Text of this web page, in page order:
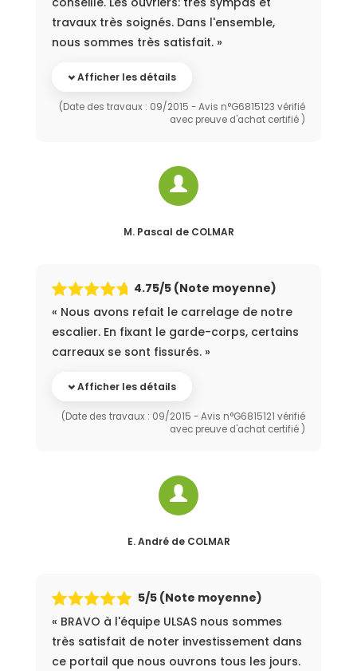
travaux très soignés. Dans l'ensemble,
nous sommes très satisfait. »
Afficher les détails
(Date des travaux : 09/2015 - Avis n°G6815123 vérifié
avec preuve d'achat certifié )
M. Pascal de COLMAR
4.75/5 (Note moyenne)
« Nous avons refait le carrelage de notre
escalier. En fixant le garde-corps, certains
carreaux se sont fissurés. »
Afficher les détails
(Date des travaux : 09/2015 - Avis n°G6815121 vérifié
avec preuve d'achat certifié )
E. Andréde COLMAR
5/5 (Note moyenne)
« BRAVO à l'équipe ULSAS nous sommes
très satisfait de noter investissement dans
ce portail que nous ouvrons tous les jours.